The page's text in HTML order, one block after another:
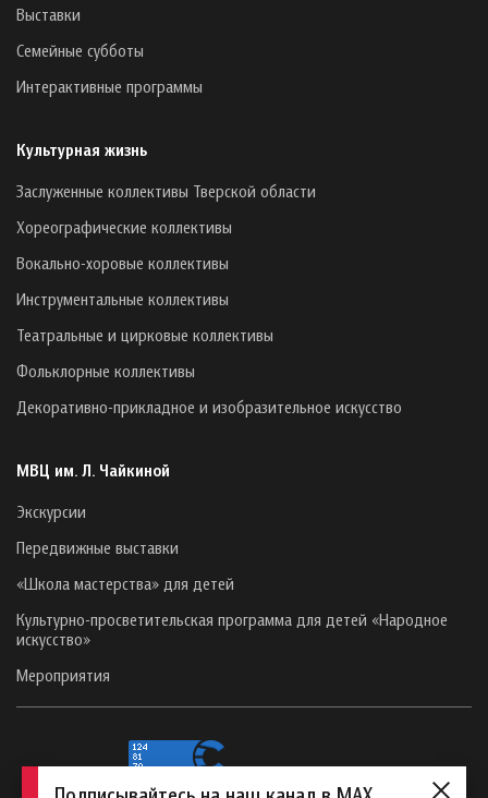
Выставки
Семейные субботы
Интерактивные программы
Культурная жизнь
Заслуженные коллективы Тверской области
Хореографические коллективы
Вокально-хоровые коллективы
Инструментальные коллективы
Театральные и цирковые коллективы
Фольклорные коллективы
Декоративно-прикладное и изобразительное искусство
МВЦ им. Л. Чайкиной
Экскурсии
Передвижные выставки
«Школа мастерства» для детей
Культурно-просветительская программа для детей «Народное
искусство»
Мероприятия